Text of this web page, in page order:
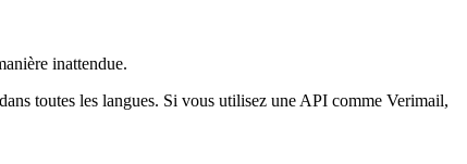
inattendue.
dans toutes les langues. Si vous utilisez une API comme Verimail,